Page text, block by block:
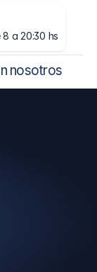
8 a 20:30 hs
nosotros